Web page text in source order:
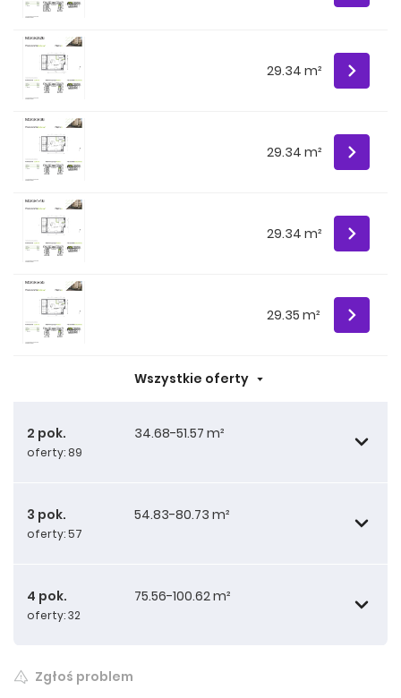
29.34 m²
29.34 m²
29.34 m²
29.35 m²
Wszystkie oferty
2 pok.
oferty: 89
34.68-51.57 m²
3 pok.
oferty: 57
54.83-80.73 m²
4 pok.
oferty: 32
75.56-100.62 m²
Zgłoś problem